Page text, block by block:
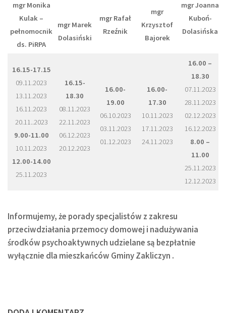
mgr Monika
Kulak –
pełnomocnik
ds. PiRPA
mgr Marek
Dolasiński
mgr Rafał
Rzeźnik
mgr
Krzysztof
Bajorek
mgr Joanna
Kuboń-
Dolasińska
16.15-17.15
09.11.2023
13.11.2023
16.11.2023
20.11..2023
9.00-11.00
10.11.2023
12.00-14.00
25.11.2023
16.15-
18.30
08.11.2023
22.11.2023
06.12.2023
20.12.2023
16.00-
19.00
06.10.2023
03.11.2023
01.12.2023
16.00-
17.30
10.11.2023
17.11.2023
24.11.2023
16.00 –
18.30
07.11.2023
28.11.2023
02.12.2023
16.12.2023
8.00 –
11.00
25.11.2023
12.12.2023
Informujemy, że porady specjalistów z zakresu
przeciwdziałania przemocy domowej i nadużywania
środków psychoaktywnych udzielane są bezpłatnie
wyłącznie dla mieszkańców Gminy Zakliczyn .